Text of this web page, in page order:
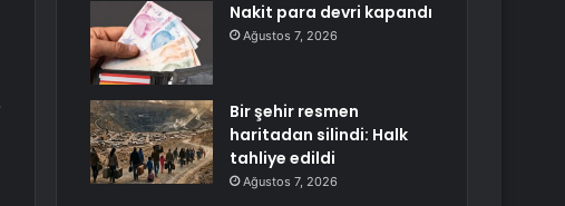
Nakit para devri kapandı
Ağustos 7, 2026
Bir şehir resmen
haritadan silindi: Halk
tahliye edildi
Ağustos 7, 2026